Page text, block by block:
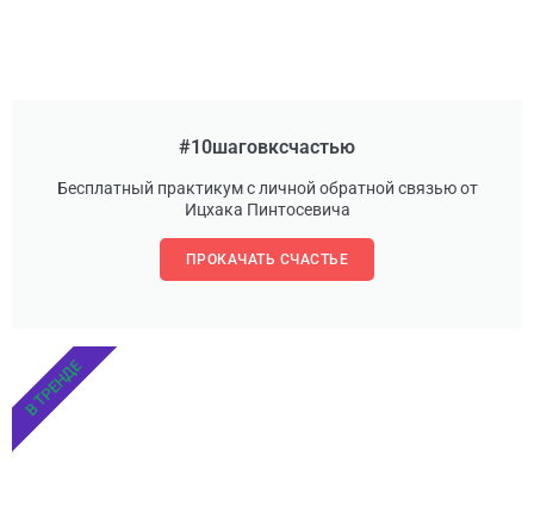
#10шаговксчастью
Бесплатный практикум с личной обратной связью от
Ицхака Пинтосевича
ПРОКАЧАТЬ СЧАСТЬЕ
В ТРЕНДЕ